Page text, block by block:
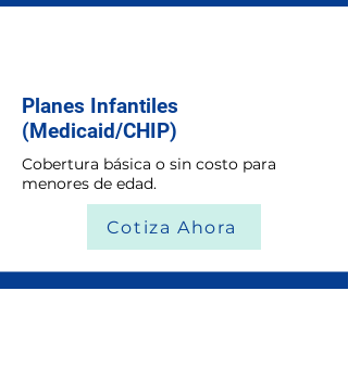
Planes Infantiles
(Medicaid/CHIP)
Cobertura básica o sin costo para
menores de edad.
Cotiza Ahora